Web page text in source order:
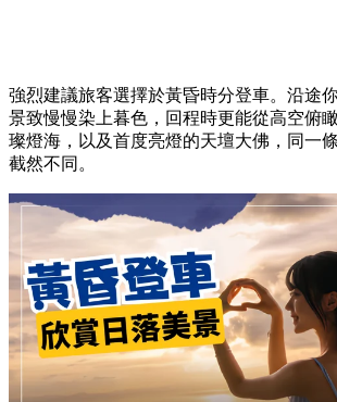
強烈建議旅客選擇於黃昏時分登車。沿途
景致慢慢染上暮色，回程時更能從高空俯
璨燈海，以及首度亮燈的天壇大佛，同一
截然不同。